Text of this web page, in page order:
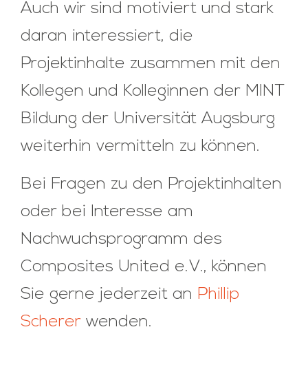
Auch wir sind motiviert und stark
daran interessiert, die
Projektinhalte zusammen mit den
Kollegen und Kolleginnen der MINT
Bildung der Universität Augsburg
weiterhin vermitteln zu können.
Bei Fragen zu den Projektinhalten
oder bei Interesse am
Nachwuchsprogramm des
Composites United e.V., können
Sie gerne jederzeit an Phillip
Scherer wenden.